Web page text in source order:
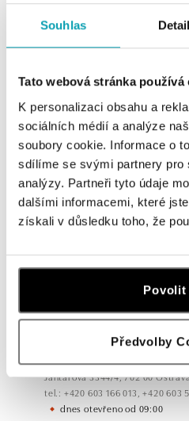
Souhlas
Tato webová stránka používá
K personalizaci obsahu a
sociálních médií a analýze
soubory cookie. Informace o
sdílíme se svými partnery pro
analýzy. Partneři tyto údaje
dalšími informacemi, které
získali v důsledku toho, že
Povolit
Předvolby
Navštivte naše butiky
ALO diamonds OC
Jantarová 3344/4, 702 00
tel.: +420 603 166 013, +420 603
dnes otevřeno od 09:00